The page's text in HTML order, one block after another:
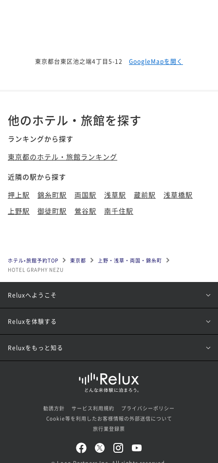
東京都台東区池之端4丁目5-12 GoogleMapを開く
他のホテル・旅館を探す
ランキングから探す
東京都のホテル・旅館ランキング
近隣の駅から探す
押上駅
錦糸町駅 両国駅 浅草駅 蔵前駅
浅草橋駅
上野駅
御徒町駅 鶯谷駅 南千住駅
ホテル•旅館予約TOP 東京都
上野・浅草・両国・錦糸町
HOTEL GRAPHY NEZU
Reluxへようこそ
Reluxを体験する
Reluxをもっと知る
勧誘方針 サービス利用規約
プライバシーポリシー
Cookie等を利用したお客様情報の外部送信について
旅行業登録票